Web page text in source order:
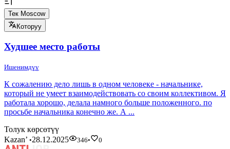
Тек Moscow
Которуу
Худшее место работы
Ишенимдүү
К сожалению дело лишь в одном человеке - начальнике,
который не умеет взаимодействовать со своим коллективом. Я
работала хорошо, делала намного больше положенного. по
просьбе начальника конечно же. А ...
Толук көрсөтүү
Kazan’ •28.12.2025 346• 0